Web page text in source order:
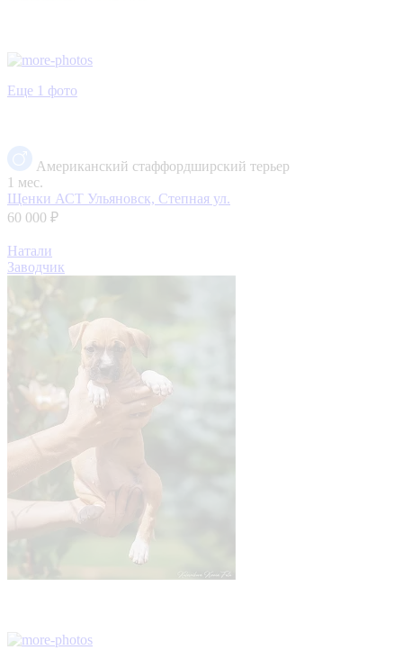
Еще 1 фото
Американский стаффордширский терьер
1 мес.
Щенки АСТ Ульяновск, Степная ул.
60 000 ₽
Натали
Заводчик